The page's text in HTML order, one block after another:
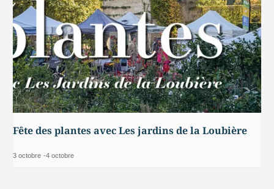
Fête des plantes avec Les jardins de la Loubière
3 octobre -4 octobre